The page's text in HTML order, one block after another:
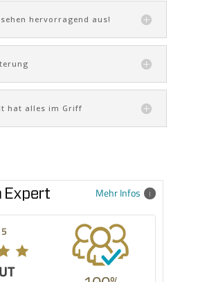
hervorragend aus!
hat alles im Griff
Mehr Infos